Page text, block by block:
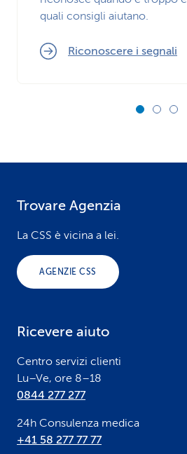
quali consigli aiutano.
Riconoscere i segnali
Trovare Agenzia
La CSS è vicina a lei.
AGENZIE CSS
Ricevere aiuto
Centro servizi clienti
Lu–Ve, ore 8–18
0844 277 277
24h Consulenza medica
+41 58 277 77 77